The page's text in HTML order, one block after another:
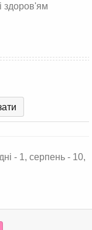
здоров'ям
- 1, серпень - 10,